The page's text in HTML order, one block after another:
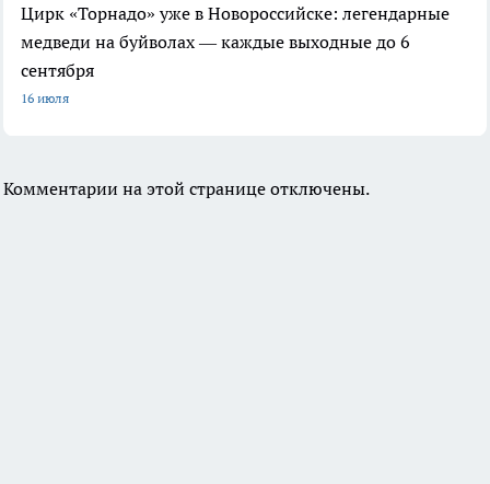
Цирк «Торнадо» уже в Новороссийске: легендарные
медведи на буйволах — каждые выходные до 6
сентября
16 июля
Комментарии на этой странице отключены.